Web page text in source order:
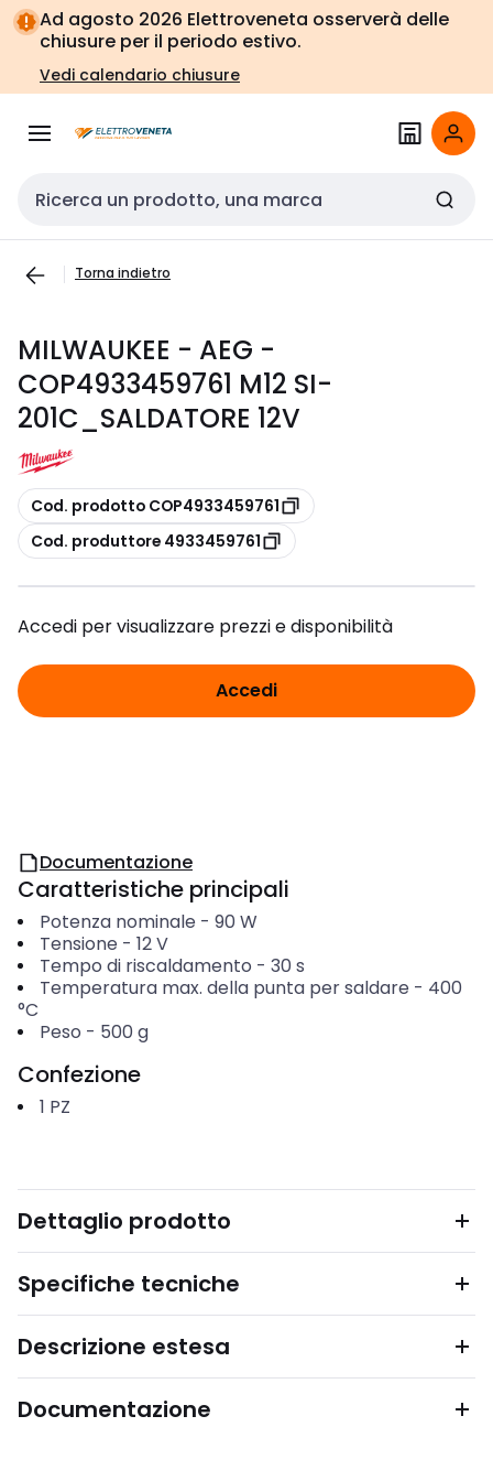
Vai alla
navigazione
Vai
alla
pagina
Ad agosto 2026 Elettroveneta osserverà delle
chiusure per il periodo estivo.
Vedi calendario chiusure
Cerca input
Torna indietro
MILWAUKEE - AEG -
COP4933459761 M12 SI-
201C_SALDATORE 12V
copia
Cod. prodotto COP4933459761
copia
Cod. produttore 4933459761
Accedi per visualizzare prezzi e disponibilità
Accedi
Documentazione
Caratteristiche principali
Potenza nominale - 90 W
Tensione - 12V
Tempo di riscaldamento - 30 s
Temperatura max. della punta per saldare - 400
°C
Peso - 500 g
Confezione
1 PZ
Dettaglio prodotto
Specifiche tecniche
Descrizione estesa
Documentazione